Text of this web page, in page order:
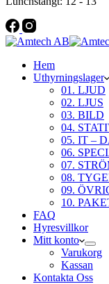
Hem
Uthyrningslager
01. LJUD
02. LJUS
03. BILD
04.
05. IT –
06.
07.
08.
09.
10.
FAQ
Hyresvillkor
Mitt konto
Varukorg
Kassan
Kontakta Oss